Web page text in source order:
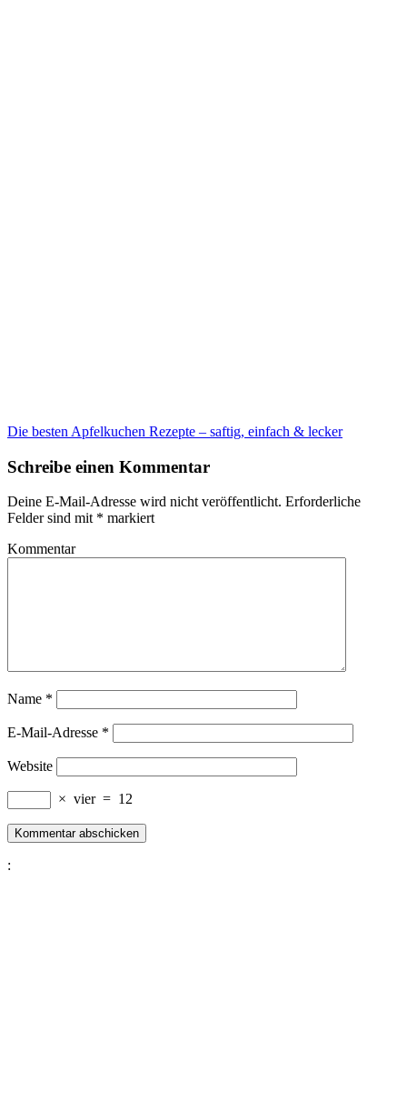
Die besten Apfelkuchen Rezepte – saftig, einfach & lecker
Schreibe einen Kommentar
Deine E-Mail-Adresse wird nicht veröffentlicht. Erforderliche
Felder sind mit * markiert
Kommentar
Name *
E-Mail-Adresse *
Website
× vier = 12
: